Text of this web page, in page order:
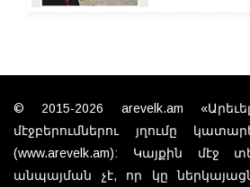
© 2015-2026 arevelk.am
մէջբերումներու յղումը
(www.arevelk.am): Կայքին
անպայման չէ, որ կը